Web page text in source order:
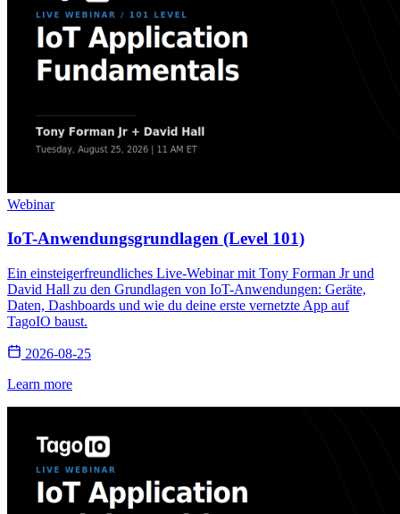
Webinar
IoT-Anwendungsgrundlagen (Level 101)
Ein einsteigerfreundliches Live-Webinar mit Tony Forman Jr und
David Hall zu den Grundlagen von IoT-Anwendungen: Geräte,
Daten, Dashboards und wie du deine erste vernetzte App auf
TagoIO baust.
2026-08-25
Learn more